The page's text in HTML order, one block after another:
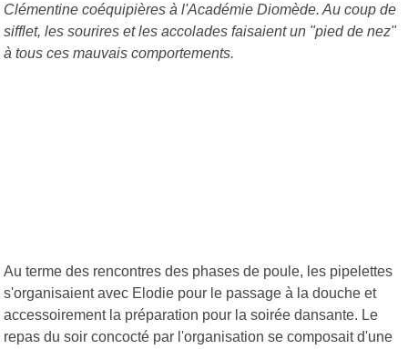
Clémentine coéquipières à l'Académie Diomède. Au coup de
sifflet, les sourires et les accolades faisaient un "pied de nez"
à tous ces mauvais comportements.
Au terme des rencontres des phases de poule, les pipelettes
s'organisaient avec Elodie pour le passage à la douche et
accessoirement la préparation pour la soirée dansante. Le
repas du soir concocté par l'organisation se composait d'une